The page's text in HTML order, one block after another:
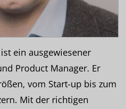
ist ein ausgewiesener
Product Manager. Er
vom Start-up bis zum
Mit der richtigen